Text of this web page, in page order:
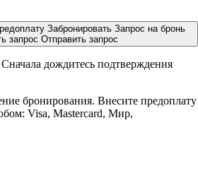
Забронировать Запрос на бронь
запрос Отправить запрос
дождитесь подтверждения
бронирования. Внесите предоплату
Visa, Mastercard, Мир,